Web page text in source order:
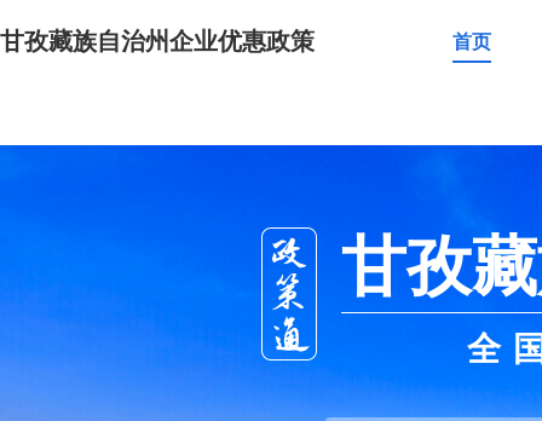
甘孜藏族自治州企业优惠政策 首页
甘孜
全